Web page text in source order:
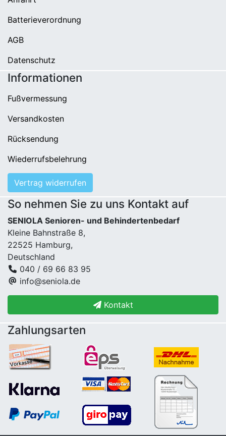
Batterieverordnung
AGB
Datenschutz
Informationen
Fußvermessung
Versandkosten
Rücksendung
Wiederrufsbelehrung
Vertrag widerrufen
So nehmen Sie zu uns Kontakt auf
SENIOLA Senioren- und Behindertenbedarf
Kleine Bahnstraße 8,
22525 Hamburg,
Deutschland
040 / 69 66 83 95
info@seniola.de
Kontakt
Zahlungsarten